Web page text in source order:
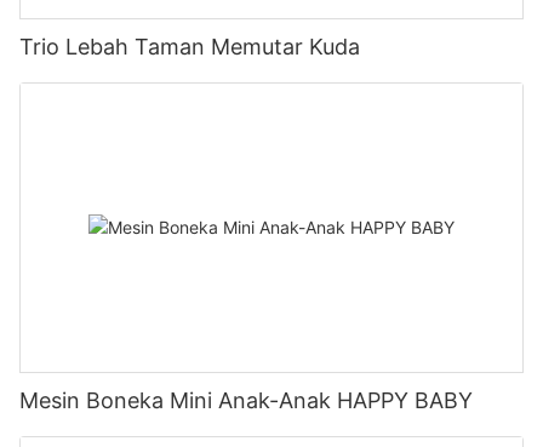
Trio Lebah Taman Memutar Kuda
Mesin Boneka Mini Anak-Anak HAPPY BABY